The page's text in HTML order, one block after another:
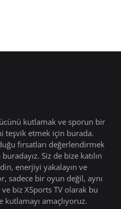
kutlamak ve sporun bir
teşvik etmek için burada.
fırsatları değerlendirmek
Siz de bize katılın
enerjiyi yakalayın ve
sadece bir oyun değil, aynı
biz XSports TV olarak bu
amaçlıyoruz.